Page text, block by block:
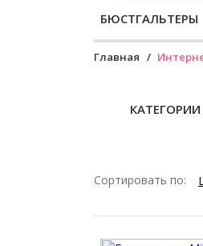
БЮСТГАЛЬТЕРЫ
Главная
КАТЕГОРИИ
Сортировать по: